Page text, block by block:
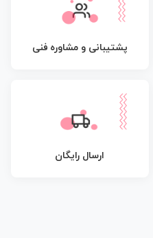
پشتیبانی و مشاوره فنی
ارسال رایگان